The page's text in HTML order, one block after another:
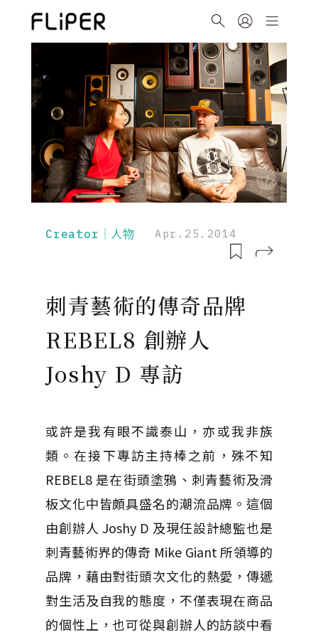
Creator｜人物 Apr.25.2014
刺青藝術的傳奇品牌
REBEL8 創辦人
Joshy D 專訪
或許是我有眼不識泰山，亦或我非族
類。在接下專訪主持棒之前，殊不知
REBEL8 是在街頭塗鴉、刺青藝術及滑
板文化中皆頗具盛名的潮流品牌。這個
由創辦人 Joshy D 及現任設計總監也是
刺青藝術界的傳奇 Mike Giant 所領導的
品牌，藉由對街頭次文化的熱愛，傳遞
對生活及自我的態度，不僅表現在商品
的個性上，也可從與創辦人的訪談中看